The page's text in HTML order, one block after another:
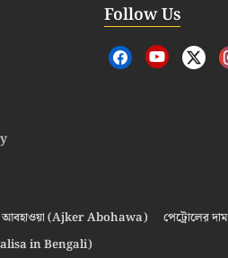
Follow Us
আবহাওয়া (Ajker Abohawa) পেট্রোলের দাম
in Bengali)